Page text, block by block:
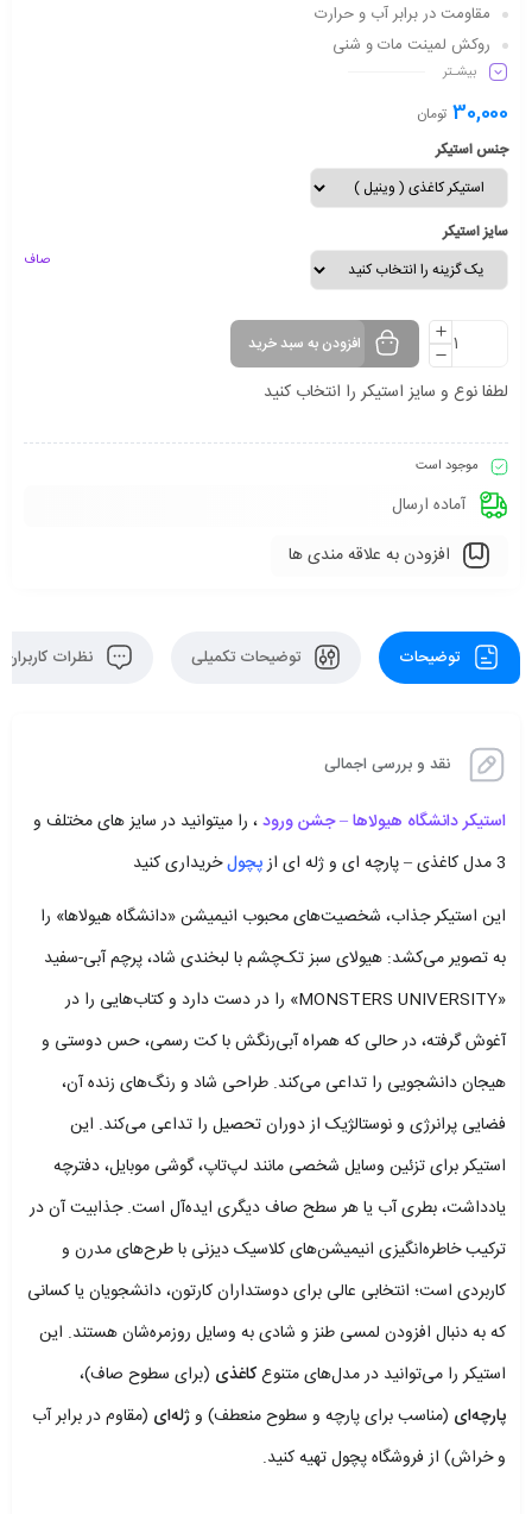
مقاومت در برابر آب و حرارت
روکش لمینت مات و شنی
دارای شفافیت مناسب
ماندگاری طولانی مدت
بیشـتر
30,000 تومان
جنس استیکر
سایز استیکر
صاف
افزودن به سبد خرید
لطفا نوع و سایز استیکر را انتخاب کنید
موجود است
آماده ارسال
افزودن به علاقه مندی ها
توضیحات توضیحات تکمیلی نظرات کاربران
نقد و بررسی اجمالی
استیکر دانشگاه هیولاها – جشن ورود، را میتوانید در سایز های مختلف و
3 مدل کاغذی – پارچه ای و ژله ای از
پچولخریداری کنید
این استیکر جذاب، شخصیت‌های محبوب انیمیشن «دانشگاه هیولاها» را
به تصویر می‌کشد: هیولای سبز تک‌چشم با لبخندی شاد، پرچم آبی-سفید
«MONSTERS UNIVERSITY» را در دست دارد و کتاب‌هایی را در
آغوش گرفته، در حالی که همراه آبی‌رنگش با کت رسمی، حس دوستی و
هیجان دانشجویی را تداعی می‌کند. طراحی شاد و رنگ‌های زنده آن،
فضایی پرانرژی و نوستالژیک از دوران تحصیل را تداعی می‌کند. این
استیکر برای تزئین وسایل شخصی مانند لپ‌تاپ، گوشی موبایل، دفترچه
یادداشت، بطری آب یا هر سطح صاف دیگری ایده‌آل است. جذابیت آن در
ترکیب خاطره‌انگیزی انیمیشن‌های کلاسیک دیزنی با طرح‌های مدرن و
کاربردی است؛ انتخابی عالی برای دوستداران کارتون، دانشجویان یا کسانی
که به دنبال افزودن لمسی طنز و شادی به وسایل روزمره‌شان هستند. این
استیکر را می‌توانید در مدل‌های متنوعکاغذی (برای سطوح صاف)،
پارچه‌ای (مناسب برای پارچه و سطوح منعطف) وژله‌ای (مقاوم در برابر آب
و خراش) از فروشگاه پچول تهیه کنید.